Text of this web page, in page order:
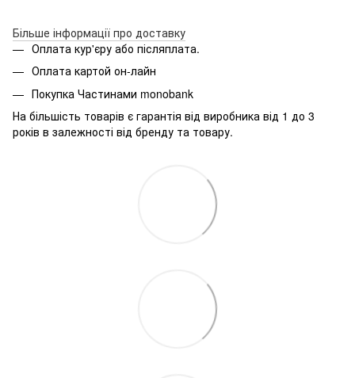
Більше інформації про доставку
Оплата кур'єру або післяплата.
Оплата картой он-лайн
Покупка Частинами monobank
На більшість товарів є гарантія від виробника від 1 до 3
років в залежності від бренду та товару.